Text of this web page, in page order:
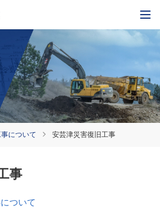
について 安芸津災害復旧工事
事
ついて